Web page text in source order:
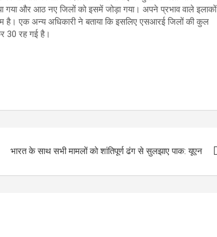
और आठ नए जिलों को इसमें जोड़ा गया। अपने प्रभाव वाले इलाकों
है। एक अन्य अधिकारी ने बताया कि इसलिए एसआरई जिलों की कुल
30 रह गई है।
भारत के साथ सभी मामलों को शांतिपूर्ण ढंग से सुलझाए पाक: यूएन